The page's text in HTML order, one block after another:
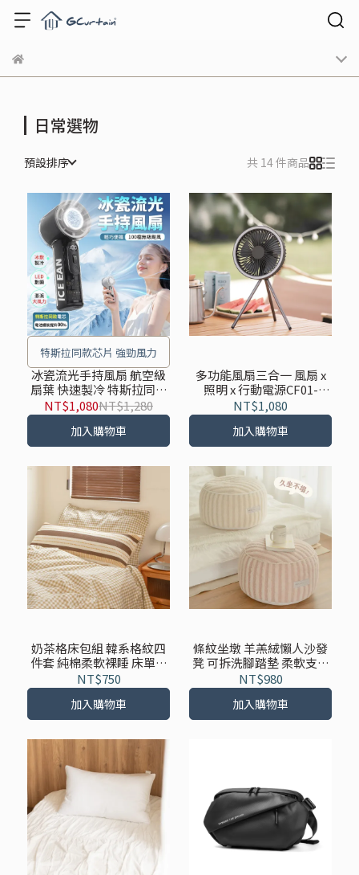
日常選物
預設排序 共 14 件商品
特斯拉同款芯片 強勁風力
冰瓷流光手持風扇 航空級
扇葉 快速製冷 特斯拉同款
芯片 強勁風力 享保固
CF01-Q4
NT$1,080NT$1,280
加入購物車
多功能風扇三合一 風扇 x
照明 x 行動電源CF01-
DQ212 享保固
NT$1,080
加入購物車
奶茶格床包組 韓系格紋四
件套 純棉柔軟裸睡 床單床
笠組合 （一般款/加厚兩用
款）
NT$750
加入購物車
條紋坐墩 羊羔絨懶人沙發
凳 可拆洗腳踏墊 柔軟支撐
居家小椅 坐墩
NT$980
加入購物車